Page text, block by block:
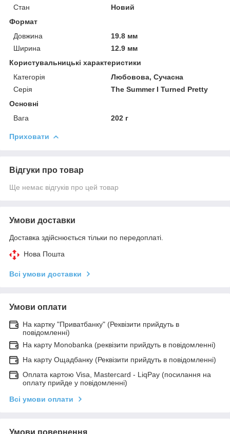
Стан
Новий
Формат
Довжина
19.8 мм
Ширина
12.9 мм
Користувальницькі характеристики
Категорія
Любовова, Сучасна
Серія
The Summer I Turned Pretty
Основні
Вага
202 г
Приховати
Відгуки про товар
Ще немає відгуків про цей товар
Умови доставки
Доставка здійснюється тільки по передоплаті.
Нова Пошта
Всі умови доставки
Умови оплати
На картку "Приватбанку" (Реквізити прийдуть в
повідомленні)
На карту Monobanka (реквізити прийдуть в повідомленні)
На карту Ощадбанку (Реквізити прийдуть в повідомленні)
Оплата картою Visa, Mastercard - LiqPay (посилання на
оплату прийде у повідомленні)
Всі умови оплати
Умови повернення